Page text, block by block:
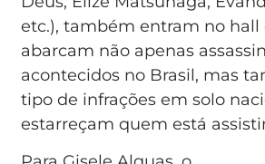
etc.), também entram no hall
abarcam não apenas
acontecidos no Brasil, mas
tipo de infrações em solo
estarreçam quem está